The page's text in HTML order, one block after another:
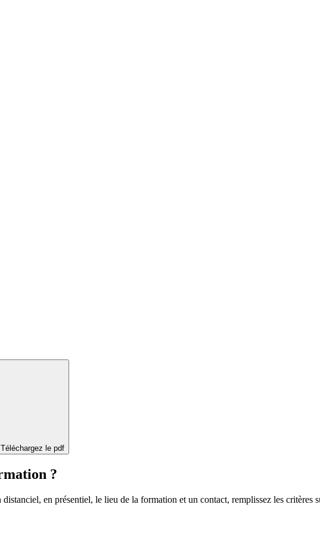
Téléchargez le pdf
?
en présentiel, le lieu de la formation et un contact, remplissez les critères